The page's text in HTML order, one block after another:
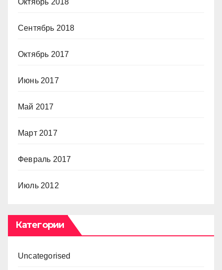
Сентябрь 2018
Октябрь 2017
Июнь 2017
Май 2017
Март 2017
Февраль 2017
Июль 2012
Категории
Uncategorised